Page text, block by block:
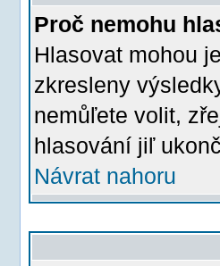
Proč nemohu
Hlasovat mohou
zkresleny
nemůľete volit,
hlasování jiľ
Návrat nahoru